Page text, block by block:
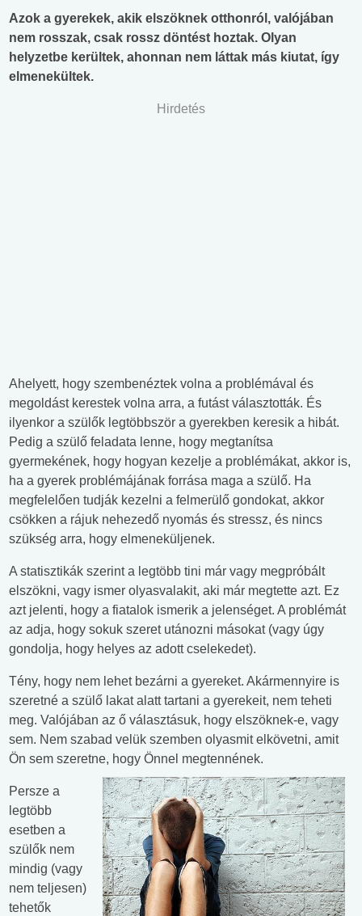
Azok a gyerekek, akik elszöknek otthonról, valójában
nem rosszak, csak rossz döntést hoztak. Olyan
helyzetbe kerültek, ahonnan nem láttak más kiutat, így
elmenekültek.
Hirdetés
Ahelyett, hogy szembenéztek volna a problémával és
megoldást kerestek volna arra, a futást választották. És
ilyenkor a szülők legtöbbször a gyerekben keresik a hibát.
Pedig a szülő feladata lenne, hogy megtanítsa
gyermekének, hogy hogyan kezelje a problémákat, akkor is,
ha a gyerek problémájának forrása maga a szülő. Ha
megfelelően tudják kezelni a felmerülő gondokat, akkor
csökken a rájuk nehezedő nyomás és stressz, és nincs
szükség arra, hogy elmeneküljenek.
A statisztikák szerint a legtöbb tini már vagy megpróbált
elszökni, vagy ismer olyasvalakit, aki már megtette azt. Ez
azt jelenti, hogy a fiatalok ismerik a jelenséget. A problémát
az adja, hogy sokuk szeret utánozni másokat (vagy úgy
gondolja, hogy helyes az adott cselekedet).
Tény, hogy nem lehet bezárni a gyereket. Akármennyire is
szeretné a szülő lakat alatt tartani a gyerekeit, nem teheti
meg. Valójában az ő választásuk, hogy elszöknek-e, vagy
sem. Nem szabad velük szemben olyasmit elkövetni, amit
Ön sem szeretne, hogy Önnel megtennének.
Persze a
legtöbb
esetben a
szülők nem
mindig (vagy
nem teljesen)
tehetők